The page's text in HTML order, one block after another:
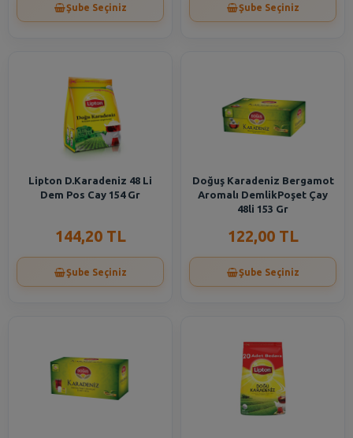
Şube Seçiniz Şube Seçiniz
Lipton D.Karadeniz 48 Li
Dem Pos Cay 154 Gr
144,20 TL
Şube Seçiniz
Doğuş Karadeniz Bergamot
Aromalı DemlikPoşet Çay
48li 153 Gr
122,00 TL
Şube Seçiniz